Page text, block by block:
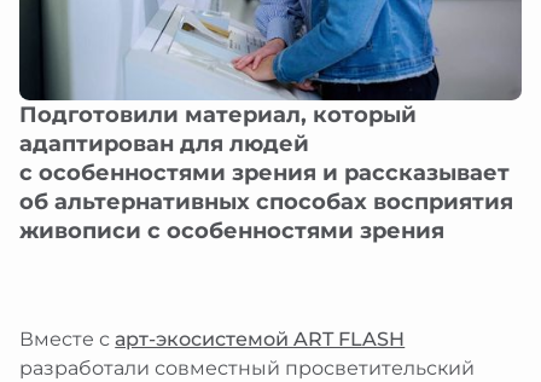
и слабослышащим
ментальными особенностями
программы и подарки
в музее
изображений из коллекции
Подготовили материал, который
адаптирован для людей
с особенностями зрения и рассказывает
об альтернативных способах восприятия
живописи с особенностями зрения
Вместе сарт-экосистемой ART FLASH
разработали совместный просветительский